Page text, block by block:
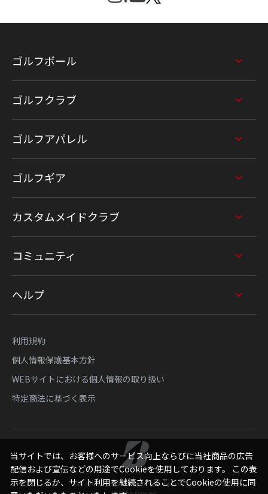
ゴルフボール
ゴルフクラブ
ゴルフアパレル
ゴルフギア
カスタムメイドクラブ
コミュニティ
ヘルプ
利用規約
個人情報保護基本方針
WEBサイトにおける個人情報の取り扱い
特定商法に基づく表示
Copyright © Bridgestone Sports Sales Japan Co., Ltd.
当サイトでは、お客様へのサービス向上ならびに当社商品の広告
配信および宣伝などの用途でCookieを使用しております。 この表
示を閉じるか、サイト利用を継続されることでCookieの使用に同